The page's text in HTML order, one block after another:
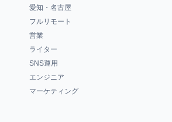
愛知・名古屋
フルリモート
営業
ライター
SNS運用
エンジニア
マーケティング